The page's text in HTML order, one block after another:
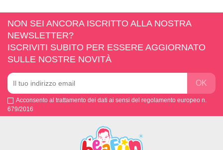
NON SEI ANCORA ISCRITTO ALLA NOSTRA
NEWSLETTER?
ISCRIVITI SUBITO PER ESSERE AGGIORNATO
SULLE NOSTRE NOVITÀ
Acconsento al trattamento dei dati ai sensi del regolamento europeo n.
679/2016